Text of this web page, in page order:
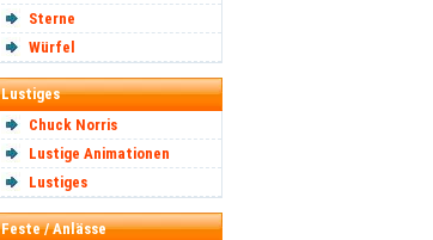
Sterne
Würfel
Lustiges
Chuck Norris
Lustige Animationen
Lustiges
Feste / Anlässe